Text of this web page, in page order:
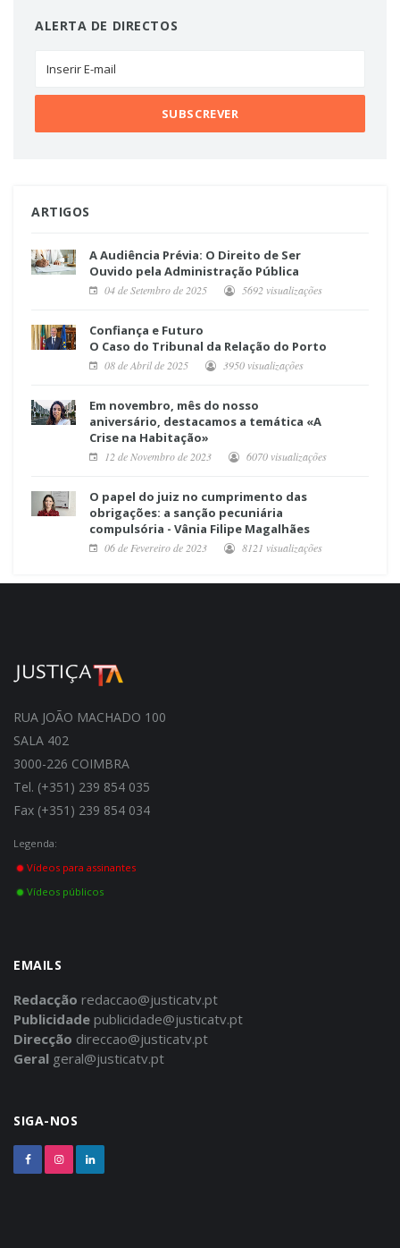
ALERTA DE DIRECTOS
ARTIGOS
A Audiência Prévia: O Direito de Ser
Ouvido pela Administração Pública
04 de Setembro de 2025 5692 visualizações
Confiança e Futuro
O Caso do Tribunal da Relação do Porto
08 de Abril de 2025 3950 visualizações
Em novembro, mês do nosso
aniversário, destacamos a temática «A
Crise na Habitação»
12 de Novembro de 2023 6070 visualizações
O papel do juiz no cumprimento das
obrigações: a sanção pecuniária
compulsória - Vânia Filipe Magalhães
06 de Fevereiro de 2023 8121 visualizações
RUA JOÃO MACHADO 100
SALA 402
3000-226 COIMBRA
Tel. (+351) 239 854 035
Fax (+351) 239 854 034
Legenda:
Vídeos para assinantes
Vídeos públicos
EMAILS
Redacção redaccao@justicatv.pt
Publicidade publicidade@justicatv.pt
Direcção direccao@justicatv.pt
Geral geral@justicatv.pt
SIGA-NOS